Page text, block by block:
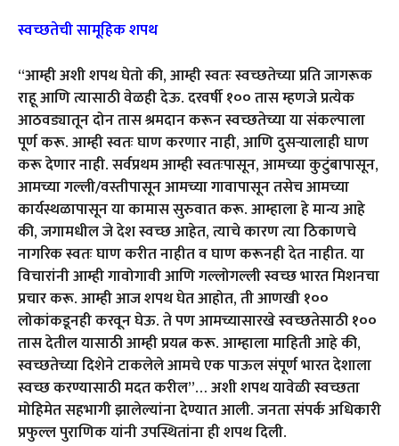
स्वच्छतेची सामूहिक शपथ
“आम्ही अशी शपथ घेतो की, आम्ही स्वतः स्वच्छतेच्या प्रति जागरूक
राहू आणि त्यासाठी वेळही देऊ. दरवर्षी १०० तास म्हणजे प्रत्येक
आठवड्यातून दोन तास श्रमदान करून स्वच्छतेच्या या संकल्पाला
पूर्ण करू. आम्ही स्वतः घाण करणार नाही, आणि दुसऱ्यालाही घाण
करू देणार नाही. सर्वप्रथम आम्ही स्वतःपासून, आमच्या कुटुंबापासून,
आमच्या गल्ली/वस्तीपासून आमच्या गावापासून तसेच आमच्या
कार्यस्थळापासून या कामास सुरुवात करू. आम्हाला हे मान्य आहे
की, जगामधील जे देश स्वच्छ आहेत, त्याचे कारण त्या ठिकाणचे
नागरिक स्वतः घाण करीत नाहीत व घाण करूनही देत नाहीत. या
विचारांनी आम्ही गावोगावी आणि गल्लोगल्ली स्वच्छ भारत मिशनचा
प्रचार करू. आम्ही आज शपथ घेत आहोत, ती आणखी १००
लोकांकडूनही करवून घेऊ. ते पण आमच्यासारखे स्वच्छतेसाठी १००
तास देतील यासाठी आम्ही प्रयत्न करू. आम्हाला माहिती आहे की,
स्वच्छतेच्या दिशेने टाकलेले आमचे एक पाऊल संपूर्ण भारत देशाला
स्वच्छ करण्यासाठी मदत करील”… अशी शपथ यावेळी स्वच्छता
मोहिमेत सहभागी झालेल्यांना देण्यात आली. जनता संपर्क अधिकारी
प्रफुल्ल पुराणिक यांनी उपस्थितांना ही शपथ दिली.